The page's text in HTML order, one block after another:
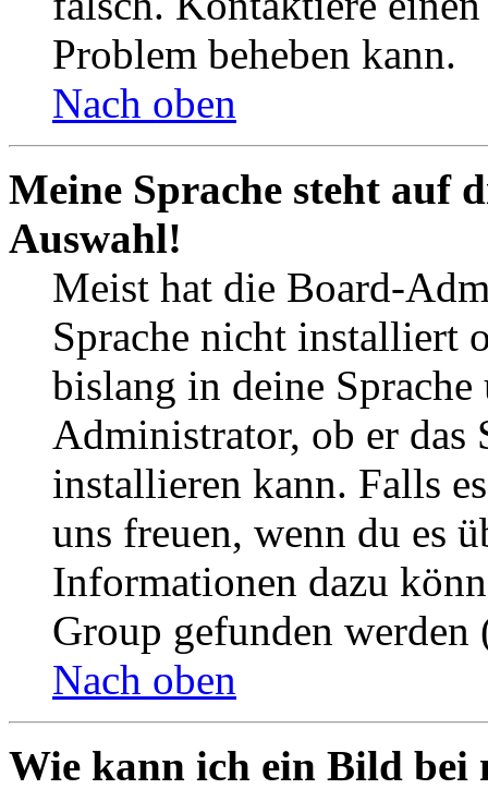
Problem beheben kann.
Nach oben
Meine Sprache steht auf
Auswahl!
Meist hat die Board-
Sprache nicht installiert
bislang in deine
Administrator, ob er das
installieren kann. Falls
uns freuen, wenn du es
Informationen dazu
Group gefunden
Nach oben
Wie kann ich ein Bild bei